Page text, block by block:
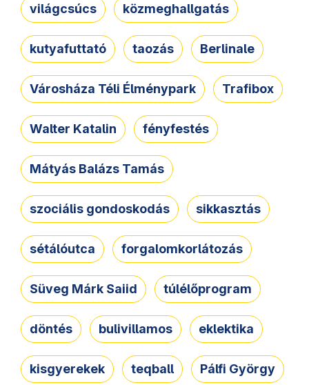
világcsúcs közmeghallgatás
kutyafuttató taozás Berlinale
Városháza Téli Élménypark Trafibox
Walter Katalin fényfestés
Mátyás Balázs Tamás
szociális gondoskodás sikkasztás
sétálóutca forgalomkorlátozás
Süveg Márk Saiid túlélőprogram
döntés bulivillamos eklektika
kisgyerekek teqball Pálfi György